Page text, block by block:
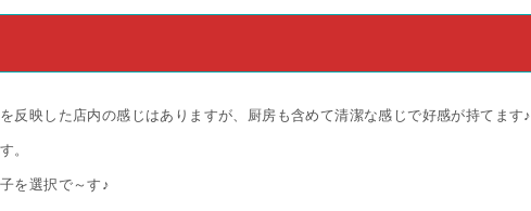
反映した店内の感じはありますが、厨房も含めて清潔な感じで好感が持てます♪
。
を選択で～す♪